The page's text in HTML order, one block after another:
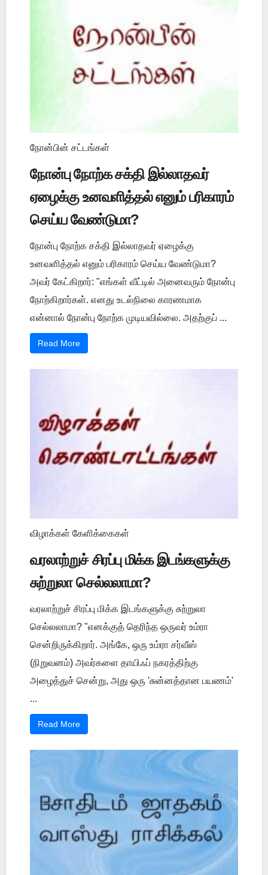
நோன்பின் சட்டங்கள்
நோன்பு நோற்க சக்தி இல்லாதவர்
ஏழைக்கு உனவளித்தல் எனும் பரிகாரம்
செய்ய வேண்டுமா?
நோன்பு நோற்க சக்தி இல்லாதவர் ஏழைக்கு
உனவளித்தல் எனும் பரிகாரம் செய்ய வேண்டுமா?
அவர் கேட்கிறார்: "எங்கள் வீட்டில் அனைவரும் நோன்பு
நோற்கிறார்கள். எனது உடல்நிலை காரணமாக
என்னால் நோன்பு நோற்க முடியவில்லை. அதற்குப் ...
Read More
விழாக்கள் கேளிக்கைகள்
வரலாற்றுச் சிரப்பு மிக்க இடங்களுக்கு
சுற்றுலா செல்லலாமா?
வரலாற்றுச் சிரப்பு மிக்க இடங்களுக்கு சுற்றுலா
செல்லலாமா? "எனக்குத் தெரிந்த ஒருவர் உம்ரா
சென்றிருக்கிறார். அங்கே, ஒரு உம்ரா சர்வீஸ்
(நிறுவனம்) அவர்களை தாயிஃப் நகரத்திற்கு
அழைத்துச் சென்று, அது ஒரு 'சுன்னத்தான பயணம்'
...
Read More